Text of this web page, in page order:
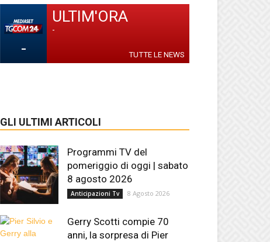
-
ULTIM'ORA
-
TUTTE LE NEWS
GLI ULTIMI ARTICOLI
Programmi TV del
pomeriggio di oggi | sabato
8 agosto 2026
Anticipazioni Tv 8 Agosto 2026
Gerry Scotti compie 70
anni, la sorpresa di Pier